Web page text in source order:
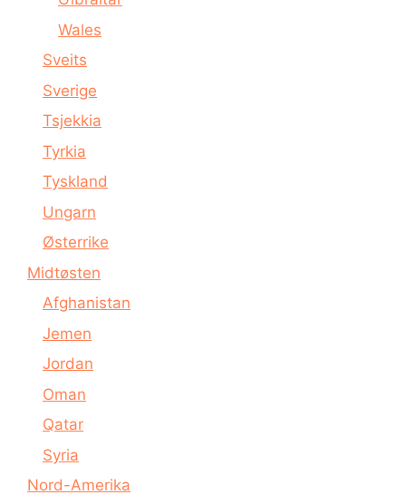
Wales
Sveits
Sverige
Tsjekkia
Tyrkia
Tyskland
Ungarn
Østerrike
Midtøsten
Afghanistan
Jemen
Jordan
Oman
Qatar
Syria
Nord-Amerika